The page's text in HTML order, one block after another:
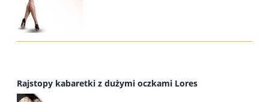
Rajstopy kabaretki z dużymi oczkami Lores